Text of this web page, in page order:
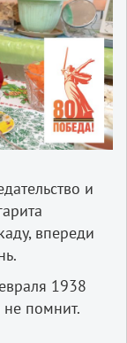
и
впереди
1938
не помнит.